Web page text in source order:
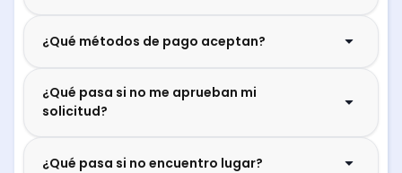
¿Qué métodos de pago aceptan?
¿Qué pasa si no me aprueban mi
solicitud?
¿Qué pasa si no encuentro lugar?